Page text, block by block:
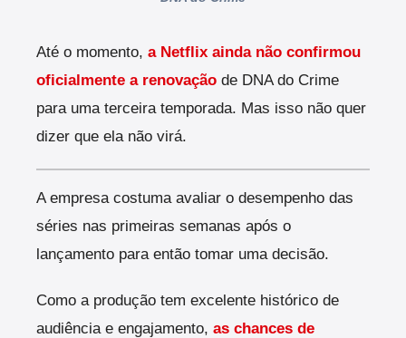
Até o momento, a Netflix ainda não confirmou
oficialmente a renovação de DNA do Crime
para uma terceira temporada. Mas isso não quer
dizer que ela não virá.
A empresa costuma avaliar o desempenho das
séries nas primeiras semanas após o
lançamento para então tomar uma decisão.
Como a produção tem excelente histórico de
audiência e engajamento, as chances de